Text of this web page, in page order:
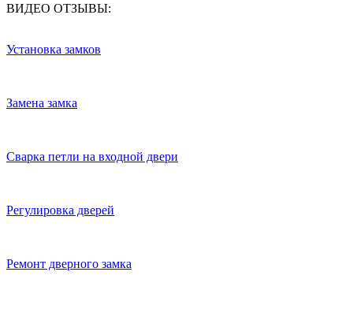
ВИДЕО ОТЗЫВЫ:
Установка замков
Замена замка
Сварка петли на входной двери
Регулировка дверей
Ремонт дверного замка